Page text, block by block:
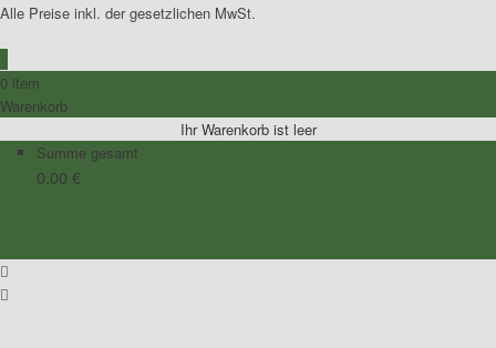
Alle Preise inkl. der gesetzlichen MwSt.
0 item
Warenkorb
Ihr Warenkorb ist leer
Summe gesamt
0,00 €